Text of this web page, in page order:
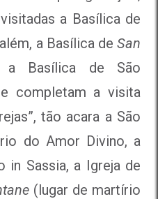
a Basílica de
a Basílica deSan
a Basílica de São
completam a visita
tão acara a São
do Amor Divino, a
in Sassia, a Igreja de
(lugar de martírio